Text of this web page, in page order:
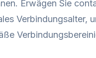
Erwägen Sie
Verbindungsalter,